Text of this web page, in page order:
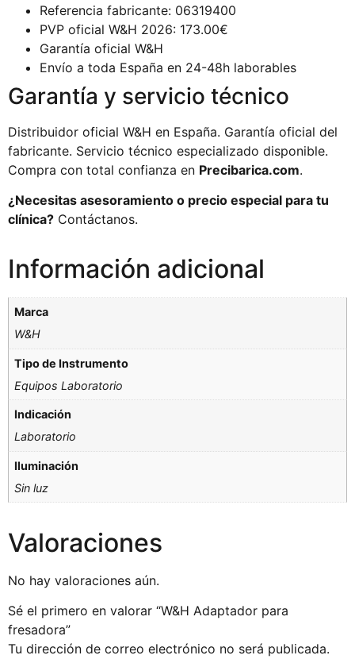
Referencia fabricante: 06319400
PVP oficial W&H 2026: 173.00€
Garantía oficial W&H
Envío a toda España en 24-48h laborables
Garantía y servicio técnico
Distribuidor oficial W&H en España. Garantía oficial del
fabricante. Servicio técnico especializado disponible.
Compra con total confianza en Precibarica.com.
¿Necesitas asesoramiento o precio especial para tu
clínica? Contáctanos.
Información adicional
Marca
W&H
Tipo de Instrumento
Equipos Laboratorio
Indicación
Laboratorio
Iluminación
Sin luz
Valoraciones
No hay valoraciones aún.
Sé el primero en valorar “W&H Adaptador para
fresadora”
Tu dirección de correo electrónico no será publicada.